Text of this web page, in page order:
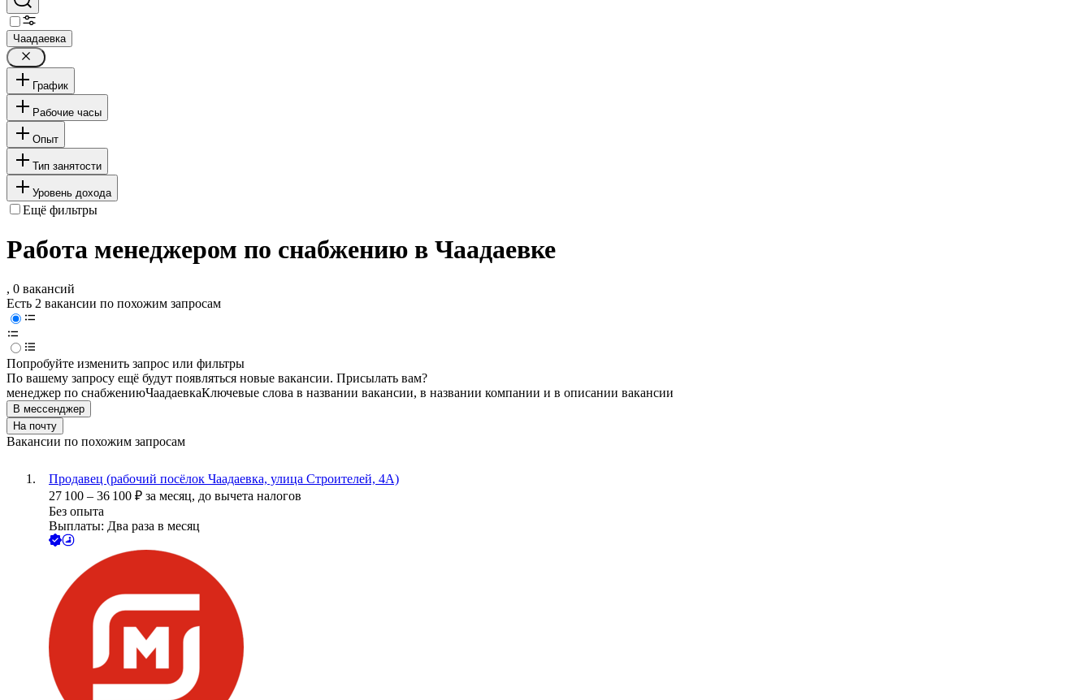
Чаадаевка
График
Рабочие часы
Опыт
Тип занятости
Уровень дохода
Ещё фильтры
Работа менеджером по снабжению в Чаадаевке
, 0 вакансий
Есть 2 вакансии по похожим запросам
Попробуйте изменить запрос или фильтры
По вашему запросу ещё будут появляться новые вакансии. Присылать вам?
менеджер по снабжениюЧаадаевкаКлючевые слова в названии вакансии, в названии компании и в описании вакансии
В мессенджер
На почту
Вакансии по похожим запросам
Продавец (рабочий посёлок Чаадаевка, улица Строителей, 4А)
27 100 – 36 100 ₽ за месяц, до вычета налогов
Без опыта
Выплаты: Два раза в месяц